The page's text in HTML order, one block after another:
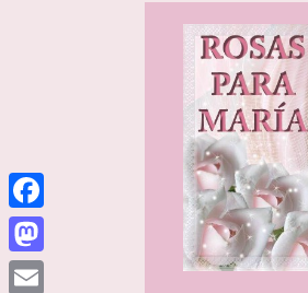
Facebook
Mastodon